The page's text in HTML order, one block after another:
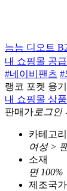
늠늠 디오트
내 쇼핑몰 공
#네이비팬츠 #
랭코 포켓 융
내 쇼핑몰 상
판매가 로그인
카테고리
여성 >
소재
면 100%
제조국가